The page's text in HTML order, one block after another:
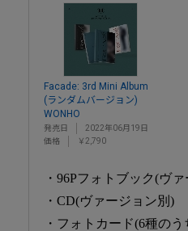
Facade: 3rd Mini Album
(ランダムバージョン)
WONHO
発売日
2022年06月19日
価格
￥2,790
・96Pフォトブック(ヴ
・CD(ヴァージョン別)
・フォトカード(6種の